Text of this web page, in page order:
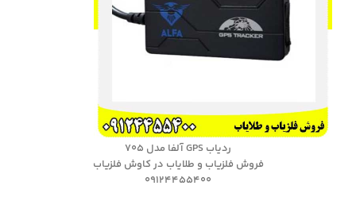
ردیاب GPS آلفا مدل ۷۰۵
فروش فلزیاب و طلایاب در کاوش فلزیاب
09124455400